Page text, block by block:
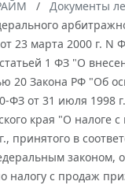
Документы
от 23 марта 2000 г. N
1 ФЗ "О
20 Закона РФ "Об
ФЗ от 31 июля 1998
края "О налоге
принятого в
законом,
налогу с продаж